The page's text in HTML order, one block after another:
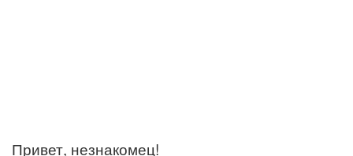
Привет, незнакомец!